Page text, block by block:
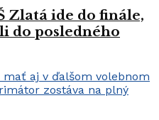
Zlatá ide do finále,
do posledného